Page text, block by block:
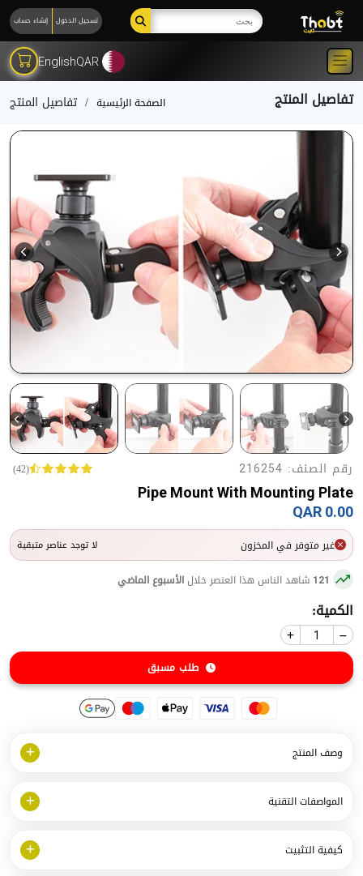
تسجيل الدخول إنشاء حساب
QAR
English
تفاصيل المنتج الصفحة الرئيسية تفاصيل المنتج
رقم الصنف: 216254
(42)
Pipe Mount With Mounting Plate
0.00 QAR
غير متوفر في المخزون لا توجد عناصر متبقية
121 شاهد الناس هذا العنصر خلالالأسبوع الماضي
الكمية:
طلب مسبق
وصف المنتج
المواصفات التقنية
كيفية التثبيت